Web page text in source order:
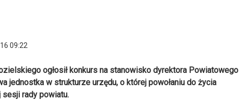
09:22
ogłosił konkurs na stanowisko dyrektora Powiatowego
jednostka w strukturze urzędu, o której powołaniu do życia
rady powiatu.